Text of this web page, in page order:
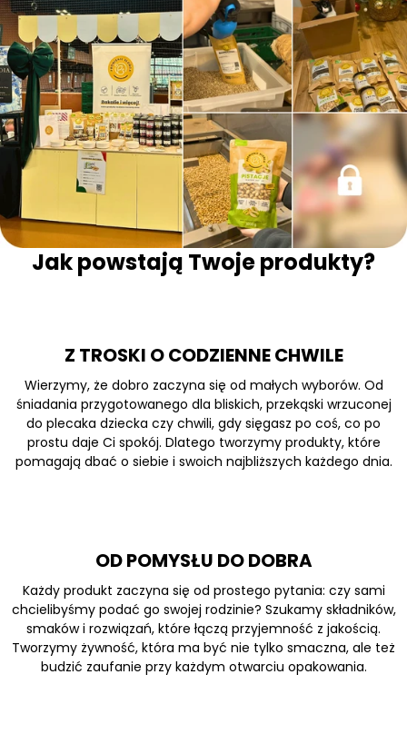
Jak powstają Twoje produkty?
Z TROSKI O CODZIENNE CHWILE
Wierzymy, że dobro zaczyna się od małych wyborów. Od
śniadania przygotowanego dla bliskich, przekąski wrzuconej
do plecaka dziecka czy chwili, gdy sięgasz po coś, co po
prostu daje Ci spokój. Dlatego tworzymy produkty, które
pomagają dbać o siebie i swoich najbliższych każdego dnia.
OD POMYSŁU DO DOBRA
Każdy produkt zaczyna się od prostego pytania: czy sami
chcielibyśmy podać go swojej rodzinie? Szukamy składników,
smaków i rozwiązań, które łączą przyjemność z jakością.
Tworzymy żywność, która ma być nie tylko smaczna, ale też
budzić zaufanie przy każdym otwarciu opakowania.